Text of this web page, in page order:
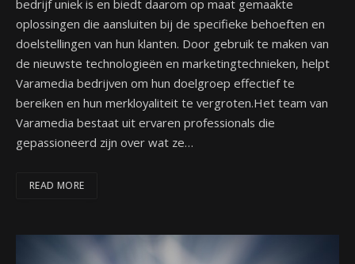
bedrijf uniek is en biedt daarom op maat gemaakte
oplossingen die aansluiten bij de specifieke behoeften en
doelstellingen van hun klanten. Door gebruik te maken van
de nieuwste technologieën en marketingtechnieken, helpt
Varamedia bedrijven om hun doelgroep effectief te
bereiken en hun merkloyaliteit te vergroten.Het team van
Varamedia bestaat uit ervaren professionals die
gepassioneerd zijn over wat ze…
READ MORE